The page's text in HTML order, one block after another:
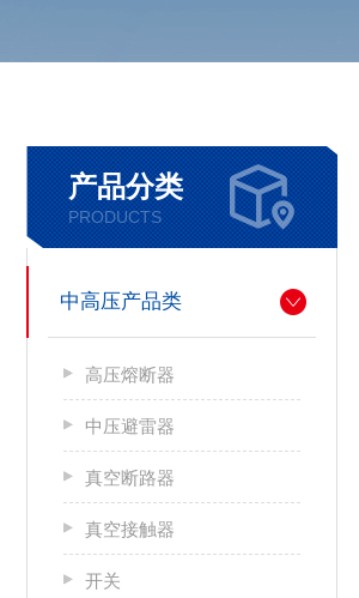
产品分类
PRODUCTS
中高压产品类
高压熔断器
中压避雷器
真空断路器
真空接触器
开关